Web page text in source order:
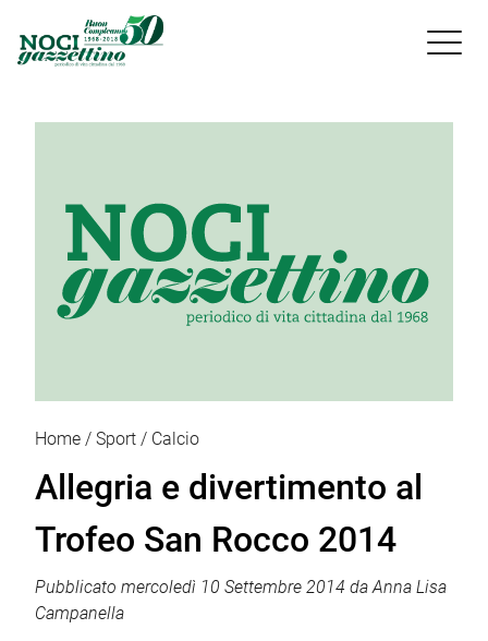

Home Sport Calcio
Allegria e divertimento al
Trofeo San Rocco 2014
Pubblicato mercoledì 10 Settembre 2014 daAnna Lisa
Campanella